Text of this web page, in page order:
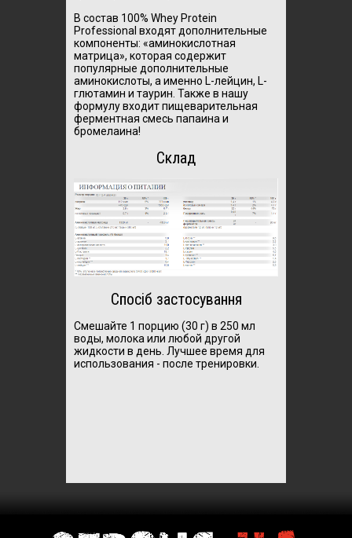
В состав 100% Whey Protein
Professional входят дополнительные
компоненты: «аминокислотная
матрица», которая содержит
популярные дополнительные
аминокислоты, а именно L-лейцин, L-
глютамин и таурин. Также в нашу
формулу входит пищеварительная
ферментная смесь папаина и
бромелаина!
Склад
Спосіб застосування
Смешайте 1 порцию (30 г) в 250 мл
воды, молока или любой другой
жидкости в день. Лучшее время для
использования - после тренировки.